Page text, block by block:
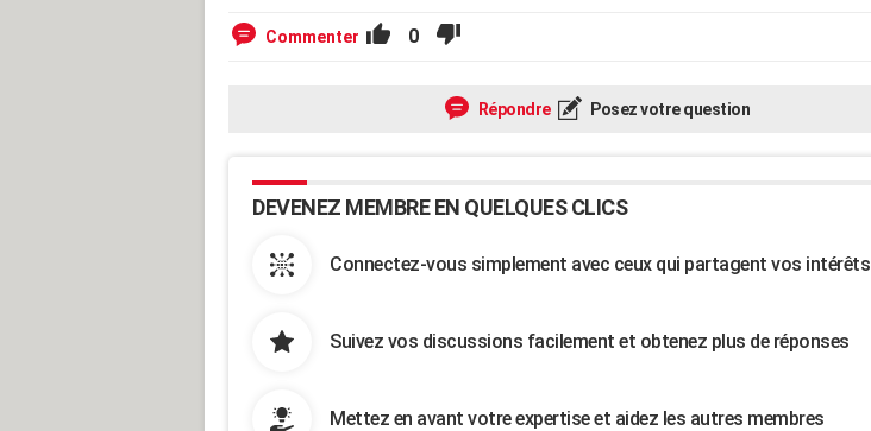
Commenter 0
Répondre Posez votre question
DEVENEZ MEMBRE EN QUELQUES CLICS
Connectez-vous simplement avec ceux qui partagent vos intérêts
Suivez vos discussions facilement et obtenez plus de réponses
Mettez en avant votre expertise et aidez les autres membres